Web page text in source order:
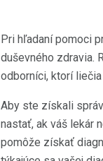
Pri hľadaní pomoci
duševného zdravia.
odborníci, ktorí liečia
Aby ste získali
nastať, ak váš lekár
pomôže získať